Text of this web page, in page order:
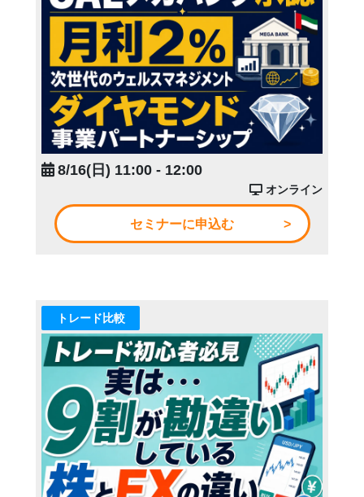
8/16(日) 11:00 - 12:00
オンライン
セミナーに申込む
トレード比較